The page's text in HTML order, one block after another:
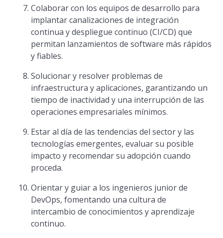
Colaborar con los equipos de desarrollo para
implantar canalizaciones de integración
continua y despliegue continuo (CI/CD) que
permitan lanzamientos de software más rápidos
y fiables.
Solucionar y resolver problemas de
infraestructura y aplicaciones, garantizando un
tiempo de inactividad y una interrupción de las
operaciones empresariales mínimos.
Estar al día de las tendencias del sector y las
tecnologías emergentes, evaluar su posible
impacto y recomendar su adopción cuando
proceda.
Orientar y guiar a los ingenieros junior de
DevOps, fomentando una cultura de
intercambio de conocimientos y aprendizaje
continuo.